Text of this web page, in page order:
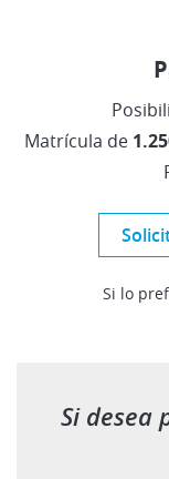
Matrícula de
Si lo
Si desea